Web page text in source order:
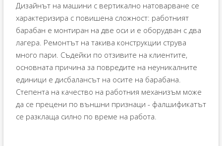
Дизайнът на машини с вертикално натоварване се
характеризира с повишена сложност: работният
барабан е монтиран на две оси и е оборудван с два
лагера. Ремонтът на такива конструкции струва
много пари. Съдейки по отзивите на клиентите,
основната причина за повредите на неуникалните
единици е дисбалансът на осите на барабана.
Степента на качество на работния механизъм може
да се прецени по външни признаци - фалшификатът
се разклаща силно по време на работа.